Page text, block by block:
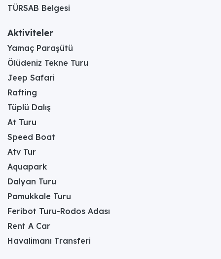
TÜRSAB Belgesi
Aktiviteler
Yamaç Paraşütü
Ölüdeniz Tekne Turu
Jeep Safari
Rafting
Tüplü Dalış
At Turu
Speed Boat
Atv Tur
Aquapark
Dalyan Turu
Pamukkale Turu
Feribot Turu-Rodos Adası
Rent A Car
Havalimanı Transferi